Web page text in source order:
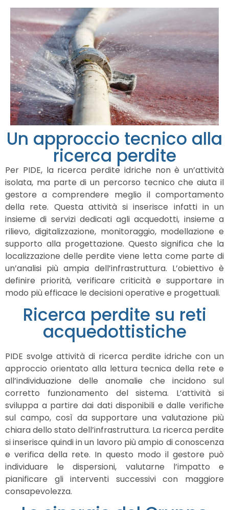
Un approccio tecnico alla
ricerca perdite
Per PIDE, la ricerca perdite idriche non è un’attività
isolata, ma parte di un percorso tecnico che aiuta il
gestore a comprendere meglio il comportamento
della rete. Questa attività si inserisce infatti in un
insieme di servizi dedicati agli acquedotti, insieme a
rilievo, digitalizzazione, monitoraggio, modellazione e
supporto alla progettazione. Questo significa che la
localizzazione delle perdite viene letta come parte di
un’analisi più ampia dell’infrastruttura. L’obiettivo è
definire priorità, verificare criticità e supportare in
modo più efficace le decisioni operative e progettuali.
Ricerca perdite su reti
acquedottistiche
PIDE svolge attività di ricerca perdite idriche con un
approccio orientato alla lettura tecnica della rete e
all’individuazione delle anomalie che incidono sul
corretto funzionamento del sistema. L’attività si
sviluppa a partire dai dati disponibili e dalle verifiche
sul campo, così da supportare una valutazione più
chiara dello stato dell’infrastruttura. La ricerca perdite
si inserisce quindi in un lavoro più ampio di conoscenza
e verifica della rete. In questo modo il gestore può
individuare le dispersioni, valutarne l’impatto e
pianificare gli interventi successivi con maggiore
consapevolezza.